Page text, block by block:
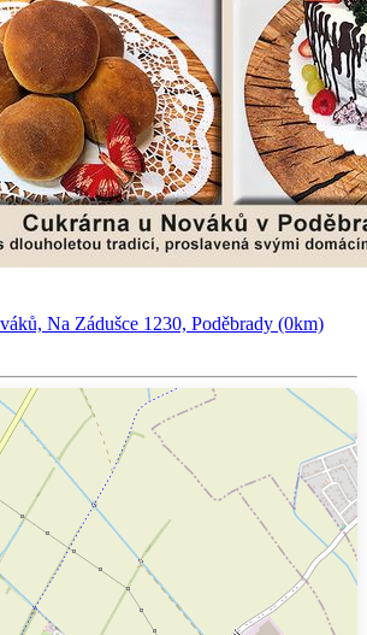
Na Zádušce 1230, Poděbrady (0km)